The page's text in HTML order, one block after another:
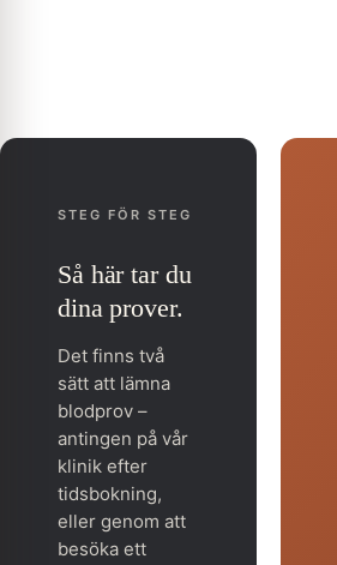
STEG FÖR STEG
Så här tar du
dina prover.
Det finns två
sätt att lämna
blodprov –
antingen på vår
klinik efter
tidsbokning,
eller genom att
besöka ett